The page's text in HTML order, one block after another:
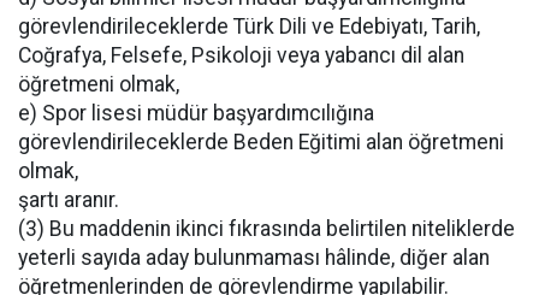
görevlendirileceklerde Türk Dili ve Edebiyatı, Tarih,
Coğrafya, Felsefe, Psikoloji veya yabancı dil alan
öğretmeni olmak,
e) Spor lisesi müdür başyardımcılığına
görevlendirileceklerde Beden Eğitimi alan öğretmeni
olmak,
şartı aranır.
(3) Bu maddenin ikinci fıkrasında belirtilen niteliklerde
yeterli sayıda aday bulunmaması hâlinde, diğer alan
öğretmenlerinden de görevlendirme yapılabilir.